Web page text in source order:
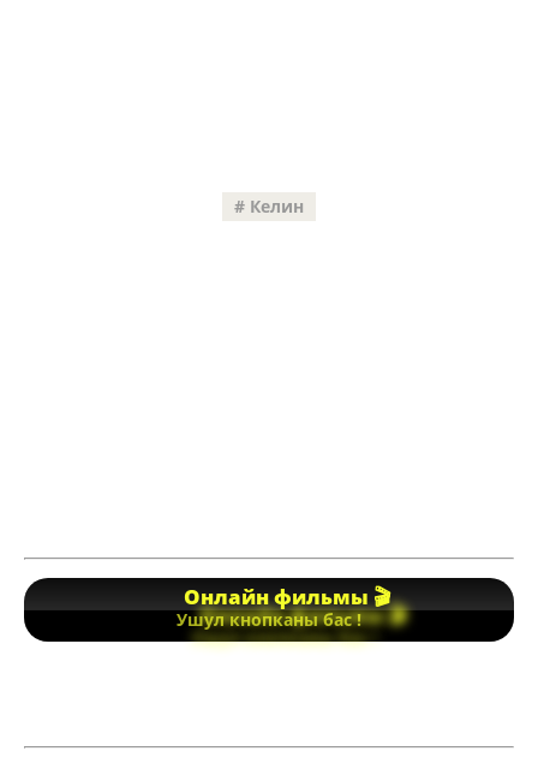
Келин
Онлайн фильмы 🎬
Ушул кнопканы бас !